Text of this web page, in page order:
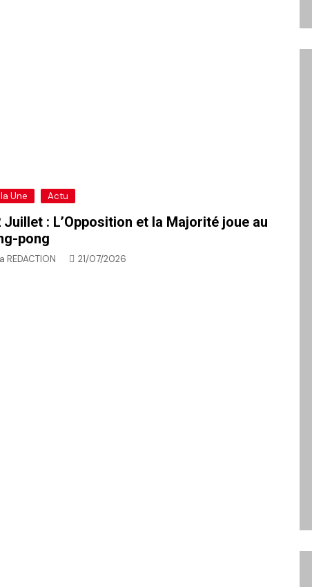
Une Actu
Juillet : L’Opposition et la Majorité joue au
pong
REDACTION 21/07/2026